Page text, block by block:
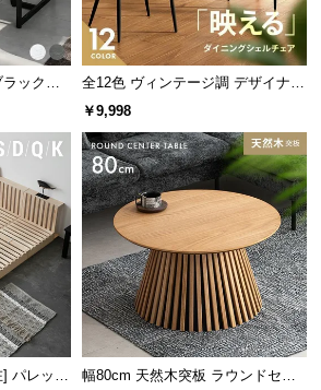
い状態 体圧分散されている状態
かかる
〇 負荷が分散
1つ1つのコイルが圧力を分散
ックフ
調 4人掛
全12色 ヴィンテージ調 デザイナー
ズシェルチェア
￥9,998
パレット
幅80cm 天然木突板 ラウンドセン